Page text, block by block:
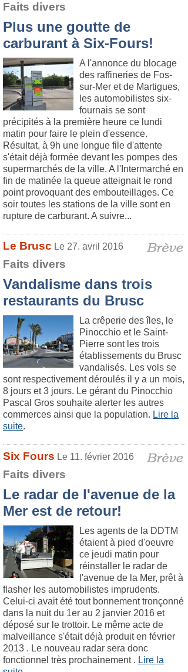
Faits divers
Plus une goutte de
carburant à Six-Fours!
A l'annonce du blocage
des raffineries de Fos-
sur-Mer et de Martigues,
les automobilistes six-
fournais se sont
précipités à la première heure ce lundi
matin pour faire le plein d'essence.
Résultat, à 9h une longue file d'attente
s'était déjà formée devant les pompes des
supermarchés de la ville. A l'Intermarché en
fin de matinée la queue atteignait le rond
point provoquant des embouteillages. Ce
soir toutes les stations de la ville sont en
rupture de carburant. A suivre...
Le Brusc Le 27. avril 2016
Faits divers
Vandalisme dans trois
restaurants du Brusc
La crêperie des îles, le
Pinocchio et le Saint-
Pierre sont les trois
établissements du Brusc
vandalisés. Les vols se
sont respectivement déroulés il y a un mois,
8 jours et 3 jours. Le gérant du Pinocchio
Pascal Gros souhaite alerter les autres
commerces ainsi que la population. Lire la
suite.
Six Fours Le 11. février 2016
Faits divers
Le radar de l'avenue de la
Mer est de retour!
Les agents de la DDTM
étaient à pied d'oeuvre
ce jeudi matin pour
réinstaller le radar de
l'avenue de la Mer, prêt à
flasher les automobilistes imprudents.
Celui-ci avait été tout bonnement tronçonné
dans la nuit du 1er au 2 janvier 2016 et
déposé sur le trottoir. Le même acte de
malveillance s'était déjà produit en février
2013 . Le nouveau radar sera donc
fonctionnel très prochainement . Lire la